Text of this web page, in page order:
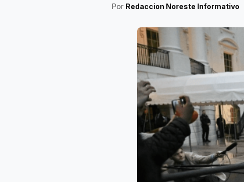
Por Redaccion Noreste Informativo